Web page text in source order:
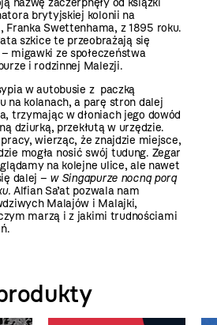
nazwę zaczerpnęły od książki
brytyjskiej kolonii na
Franka Swettenhama, z 1895 roku.
szkice te przeobrażają się
migawki ze społeczeństwa
i rodzinnej Malezji.
w autobusie z paczką
na kolanach, a parę stron dalej
trzymając w dłoniach jego dowód
dziurką, przekłutą w urzędzie.
wierząc, że znajdzie miejsce,
mogła nosić swój tudung. Zegar
na kolejne ulice, ale nawet
dalej – w Singapurze nocną porą
Alfian Sa’at pozwala nam
Malajów i Malajki,
marzą i z jakimi trudnościami